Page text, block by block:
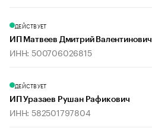
ДЕЙСТВУЕТ
ИП Матвеев Дмитрий Валентинович
ИНН: 500706026815
ДЕЙСТВУЕТ
ИП Уразаев Рушан Рафикович
ИНН: 582501797804